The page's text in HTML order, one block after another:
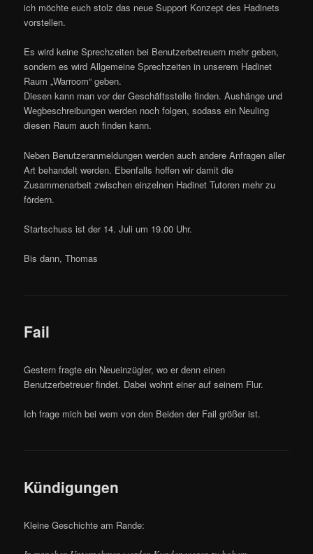
ich möchte euch stolz das neue Support Konzept des Hadinets
vorstellen.
Es wird keine Sprechzeiten bei Benutzerbetreuern mehr geben,
sondern es wird Allgemeine Sprechzeiten in unserem Hadinet
Raum „Warroom“ geben.
Diesen kann man vor der Geschäftsstelle finden. Aushänge und
Wegbeschreibungen werden noch folgen, sodass ein Neuling
diesen Raum auch finden kann.
Neben Benutzeranmeldungen werden auch andere Anfragen aller
Art behandelt werden. Ebenfalls hoffen wir damit die
Zusammenarbeit zwischen einzelnen Hadinet Tutoren mehr zu
fördern.
Startschuss ist der 14. Juli um 19.00 Uhr.
Bis dann, Thomas
Fail
Gestern fragte ein Neueinzügler, wo er denn einen
Benutzerbetreuer findet. Dabei wohnt einer auf seinem Flur.
Ich frage mich bei wem von den Beiden der Fail größer ist.
Kündigungen
Kleine Geschichte am Rande: